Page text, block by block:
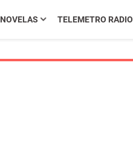
NOVELAS TELEMETRO RADIO